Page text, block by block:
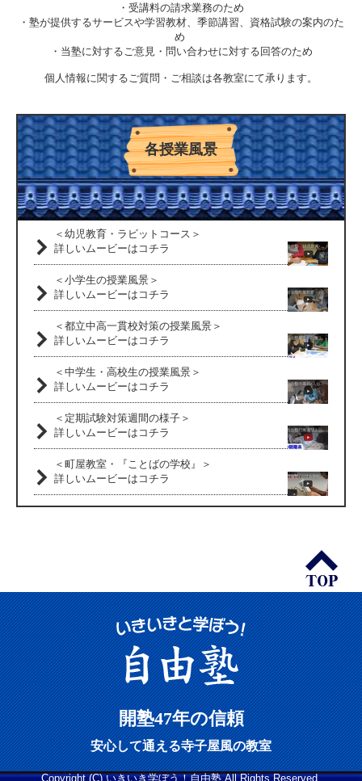
・受講料の請求業務のため
・塾が提供するサービスや学習教材、季節講習、資格試験の案内のた
め
・当塾に対するご意見・問い合わせに対する回答のため
個人情報に関するご質問・ご相談は各教室にて承ります。
各授業風景
＜幼児教育・ラビットコース＞
詳しいムービーはコチラ
＜小学生の授業風景＞
詳しいムービーはコチラ
＜都立中高一貫校対策の授業風景＞
詳しいムービーはコチラ
＜中学生・高校生の授業風景＞
詳しいムービーはコチラ
＜定期試験対策週間の様子＞
詳しいムービーはコチラ
＜町屋教室・『ことばの学校』＞
詳しいムービーはコチラ
開塾47年の信頼
安心して通える寺子屋風の教室
Copyright (C) いきいき学ぼう！自由塾 All Rights Reserved.